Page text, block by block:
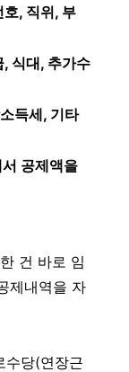
, 직위, 부
식대, 추가수
득세, 기타
공제액을
건 바로 임
제내역을 자
수당(연장근